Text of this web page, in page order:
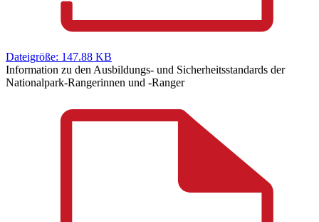
Dateigröße: 147.88 KB
Information zu den Ausbildungs- und Sicherheitsstandards der
Nationalpark-Rangerinnen und -Ranger